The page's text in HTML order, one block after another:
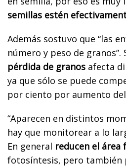
semillas estén
Además sostuvo que “las
número y peso de granos”.
pérdida de granos afecta
ya que sólo se puede
por ciento por aumento
“Aparecen en distintos
hay que monitorear a lo
En general reducen el área
fotosíntesis, pero también